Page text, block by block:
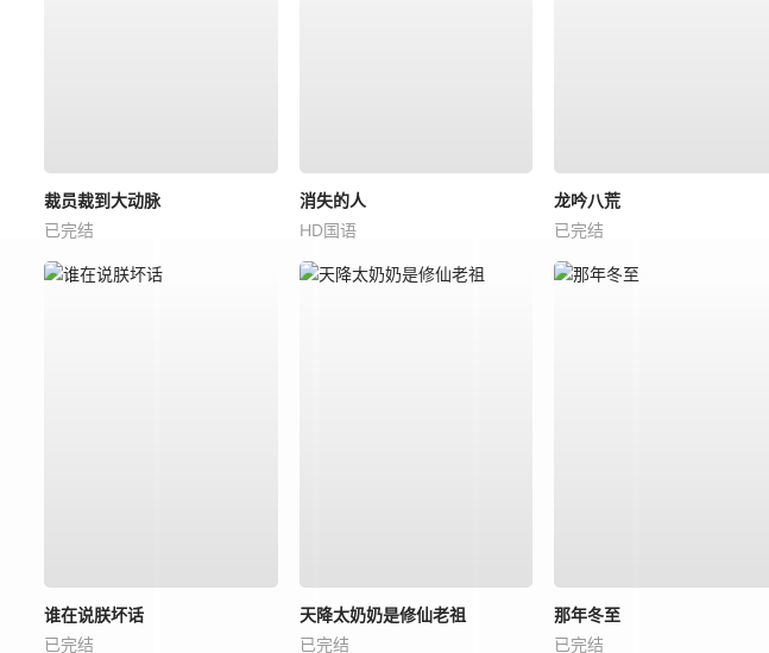
裁员裁到大动脉
已完结
消失的人
HD国语
龙吟八荒
已完结
谁在说朕坏话
已完结
天降太奶奶是修仙老祖
已完结
那年冬至
已完结